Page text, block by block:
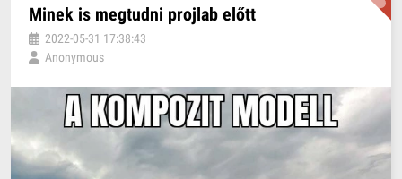
Minek is megtudni projlab előtt
2022-05-31 17:38:43
Anonymous